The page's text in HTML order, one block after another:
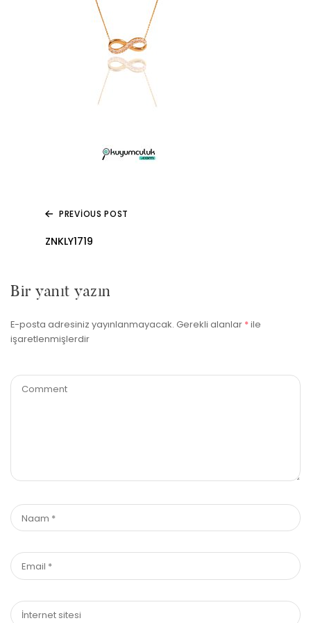
PREVIOUS POST
ZNKLY1719
Bir yanıt yazın
E-posta adresiniz yayınlanmayacak. Gerekli alanlar *ile
işaretlenmişlerdir